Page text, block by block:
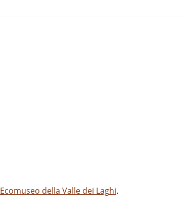
Ecomuseo della Valle dei Laghi.